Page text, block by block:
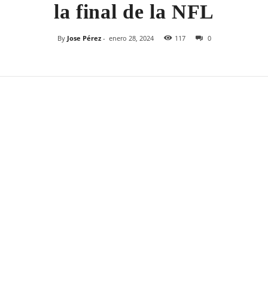
la final de la NFL
By Jose Pérez- enero 28, 2024 117 0